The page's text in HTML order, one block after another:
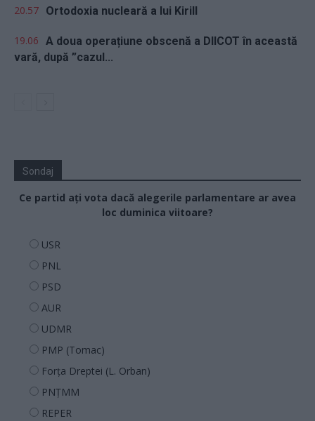
20.57 Ortodoxia nucleară a lui Kirill
19.06 A doua operațiune obscenă a DIICOT în această
vară, după ”cazul...
Sondaj
Ce partid ați vota dacă alegerile parlamentare ar avea
loc duminica viitoare?
USR
PNL
PSD
AUR
UDMR
PMP (Tomac)
Forța Dreptei (L. Orban)
PNȚMM
REPER